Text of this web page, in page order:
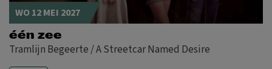
WO 12 MEI 2027
één zee
Tramlijn Begeerte / A Streetcar Named Desire